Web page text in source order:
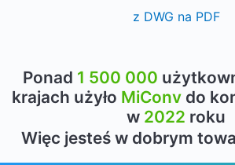
z DWG na PDF
Ponad 1 500 000
krajach użyło MiConv do
w 2022 roku
Więc jesteś w dobrym